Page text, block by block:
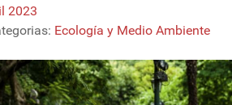
2023
Ecología y Medio Ambiente